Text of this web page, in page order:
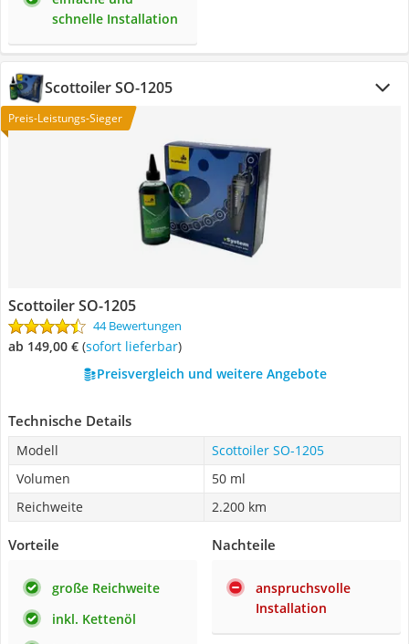
schnelle Installation
Scottoiler SO-1205
Preis-Leistungs-Sieger
Scottoiler SO-1205
44 Bewertungen
ab 149,00 € ( Sofort lieferbar)
Preisvergleich und weitere Angebote
Technische Details
Modell
Scottoiler SO-1205
Volumen
50 ml
Reichweite
2.200 km
Vorteile
große Reichweite
inkl. Kettenöl
Nachteile
anspruchsvolle
Installation